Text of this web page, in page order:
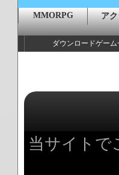
MMORPG ア
ダウンロードゲーム
当サイトで